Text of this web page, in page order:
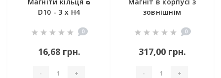
D10 - 3 x H4
0
16,68 грн.
- +
зовнішнім
0
317,00 грн.
- +